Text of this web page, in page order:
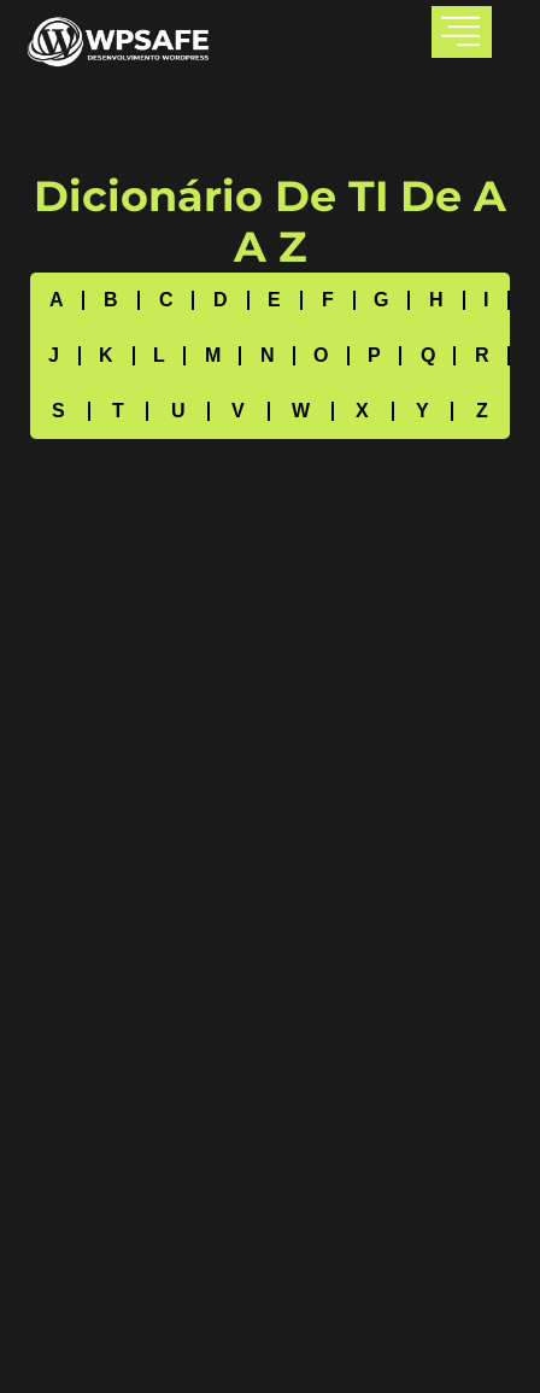
Dicionário De TI De A
A Z
A B C D E F G H
I
J
K L M N O P Q
R
S
T U V W X Y Z